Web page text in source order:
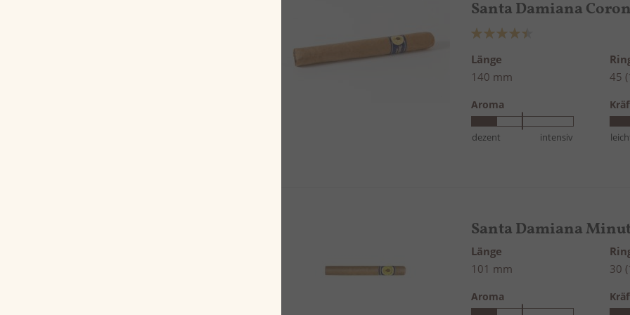
Santa Damiana
Bewertung:
Länge
140 mm
45
Aroma
dezent intensiv
Santa Damiana
Länge
101 mm
30
Aroma